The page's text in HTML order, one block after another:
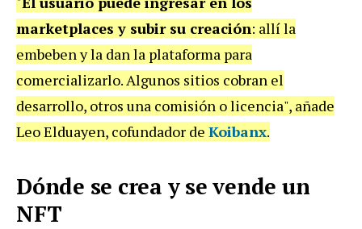
marketplaces y subir su creación: allí la
embeben y la dan la plataforma para
comercializarlo. Algunos sitios cobran el
desarrollo, otros una comisión o licencia", añade
Leo Elduayen, cofundador de Koibanx.
Dónde se crea y se vende un
NFT